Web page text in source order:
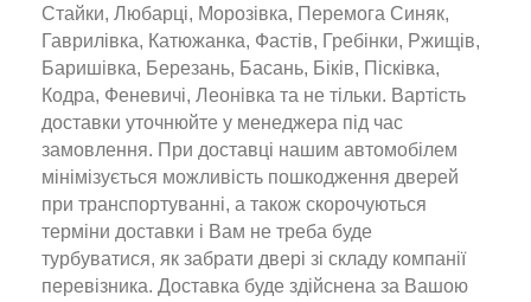
Стайки, Любарці, Морозівка, Перемога Синяк,
Гаврилівка, Катюжанка, Фастів, Гребінки, Ржищів,
Баришівка, Березань, Басань, Біків, Пісківка,
Кодра, Феневичі, Леонівка та не тільки. Вартість
доставки уточнюйте у менеджера під час
замовлення. При доставці нашим автомобілем
мінімізується можливість пошкодження дверей
при транспортуванні, а також скорочуються
терміни доставки і Вам не треба буде
турбуватися, як забрати двері зі складу компанії
перевізника. Доставка буде здійснена за Вашою